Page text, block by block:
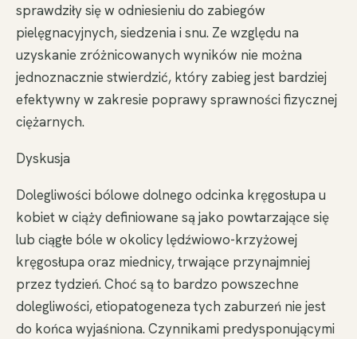
sprawdziły się w odniesieniu do zabiegów
pielęgnacyjnych, siedzenia i snu. Ze względu na
uzyskanie zróżnicowanych wyników nie można
jednoznacznie stwierdzić, który zabieg jest bardziej
efektywny w zakresie poprawy sprawności fizycznej
ciężarnych.
Dyskusja
Dolegliwości bólowe dolnego odcinka kręgosłupa u
kobiet w ciąży definiowane są jako powtarzające się
lub ciągłe bóle w okolicy lędźwiowo-krzyżowej
kręgosłupa oraz miednicy, trwające przynajmniej
przez tydzień. Choć są to bardzo powszechne
dolegliwości, etiopatogeneza tych zaburzeń nie jest
do końca wyjaśniona. Czynnikami predysponującymi